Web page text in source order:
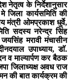
नेतृत्व के निर्देशानुसार
जिला कार्यसमिति की
मंत्री ओमप्रकाश धुर्वे,
सदस्य नरेन्द्र सिंह
मरावी मंचासीन
उपाध्याय, डाॅ.
व माल्यार्पण कर बैठक
जिलाध्यक्ष अवध राज
की बात कार्यक्रम की